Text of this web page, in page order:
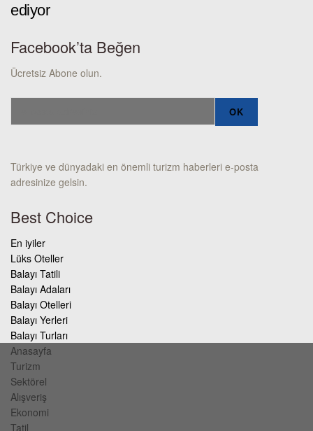
ediyor
Facebook’ta Beğen
Ücretsiz Abone olun.
Türkiye ve dünyadaki en önemli turizm haberleri e-posta
adresinize gelsin.
Best Choice
En iyiler
Lüks Oteller
Balayı Tatili
Balayı Adaları
Balayı Otelleri
Balayı Yerleri
Balayı Turları
Anasayfa
Turizm
Sektörel
Alışveriş
Ekonomi
Tatil